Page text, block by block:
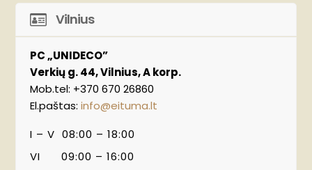
Vilnius
PC „UNIDECO”
Verkių g. 44, Vilnius, A korp.
Mob.tel: +370 670 26860
El.paštas:info@eituma.lt
I – V 08:00 – 18:00
VI 09:00 – 16:00